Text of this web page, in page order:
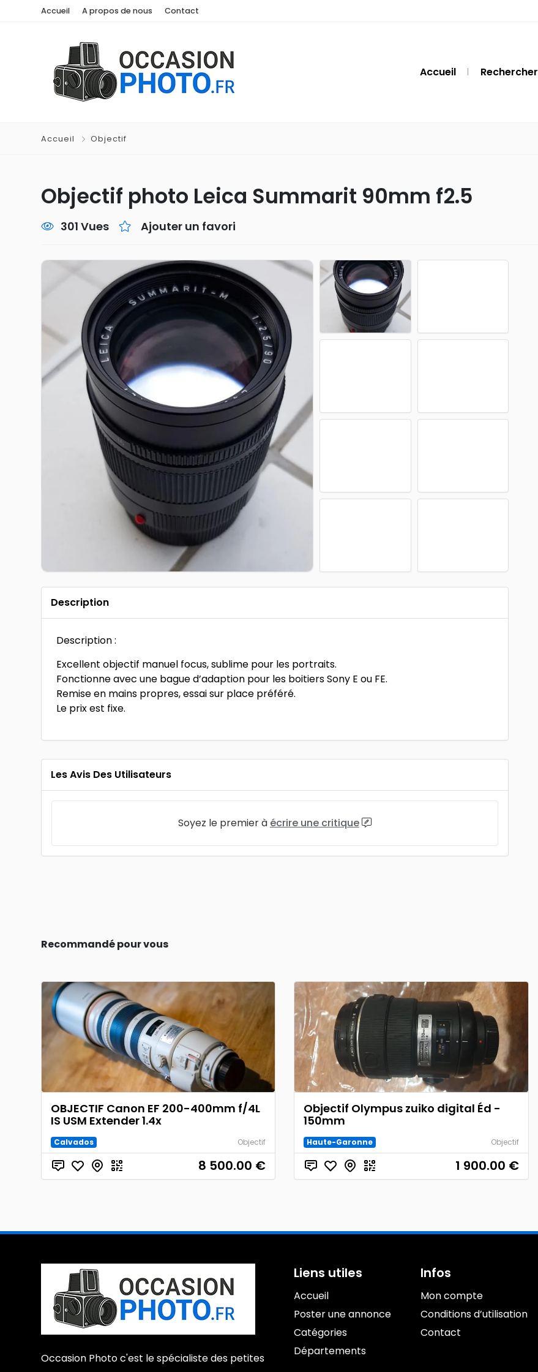
Accueil A propos de nous Contact
Accueil Rechercher
Accueil Objectif
Objectif photo Leica Summarit 90mm f2.5
301 Vues Ajouter un favori
Description
Description :
Excellent objectif manuel focus, sublime pour les portraits.
Fonctionne avec une bague d’adaption pour les boitiers Sony E ou FE.
Remise en mains propres, essai sur place préféré.
Le prix est fixe.
Les Avis Des Utilisateurs
Soyez le premier à écrire une critique
Recommandé pour vous
OBJECTIF Canon EF 200-400mm f/4L
IS USM Extender 1.4x
Calvados Objectif
8 500.00 €
Objectif Olympus zuiko digital Éd -
150mm
Haute-Garonne Objectif
1 900.00 €
Occasion Photo c'est le spécialiste des petites
Liens utiles
Accueil
Poster une annonce
Catégories
Départements
Infos
Mon compte
Conditions d’utilisation
Contact